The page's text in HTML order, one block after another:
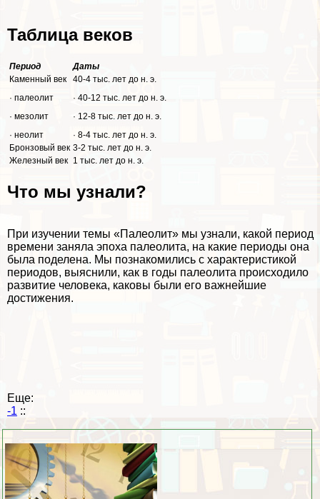
Таблица веков
Период
Даты
Каменный век
· палеолит
· мезолит
· неолит
40-4 тыс. лет до н. э.
· 40-12 тыс. лет до н. э.
· 12-8 тыс. лет до н. э.
· 8-4 тыс. лет до н. э.
Бронзовый век 3-2 тыс. лет до н. э.
Железный век 1 тыс. лет до н. э.
Что мы узнали?
При изучении темы «Палеолит» мы узнали, какой период
времени заняла эпоха палеолита, на какие периоды она
была поделена. Мы познакомились с хаpaктеристикой
периодов, выяснили, как в годы палеолита происходило
развитие человека, каковы были его важнейшие
достижения.
Еще:
-1 ::